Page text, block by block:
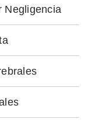
Negligencia